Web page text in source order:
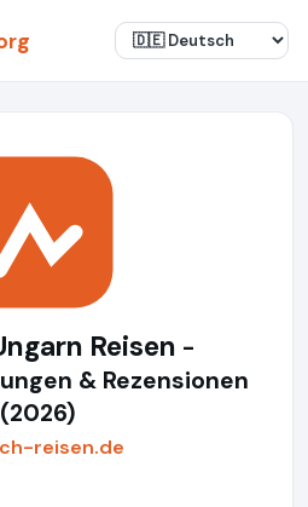
Reisen -
& Rezensionen
(2026)
reisen.de